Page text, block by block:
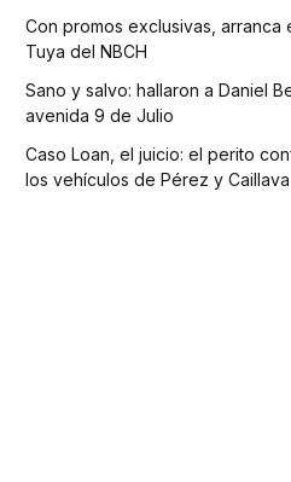
Con promos exclusivas, arranca
Tuya del NBCH
Sano y salvo: hallaron a Daniel
avenida 9 de Julio
Caso Loan, el juicio: el perito
los vehículos de Pérez y Caillava